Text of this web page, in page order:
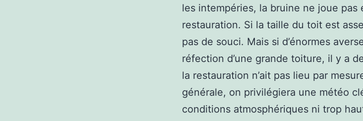
les intempéries, la bruine ne joue pas
restauration. Si la taille du toit est
pas de souci. Mais si d’énormes
réfection d’une grande toiture, il y a
la restauration n’ait pas lieu par
générale, on privilégiera une météo
conditions atmosphériques ni trop